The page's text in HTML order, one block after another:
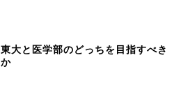
東大と医学部のどっちを目指すべき
か